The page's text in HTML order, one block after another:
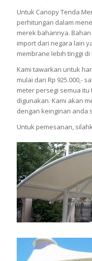
Untuk Canopy Tenda
perhitungan dalam
merek bahannya.
import dari negara lain
membrane lebih tinggi
Kami tawarkan untuk
mulai dari Rp 925.000,-
meter persegi semua
digunakan. Kami akan
dengan keinginan anda
Untuk pemesanan,